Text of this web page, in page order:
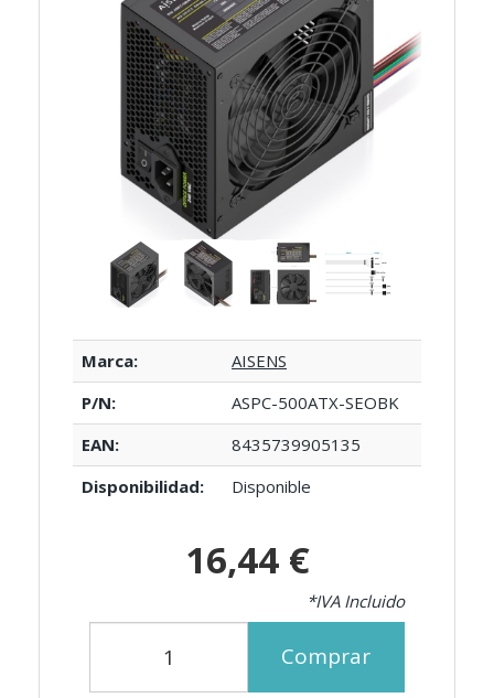
Marca:
AISENS
P/N:
ASPC-500ATX-SEOBK
EAN:
8435739905135
Disponibilidad:
Disponible
16,44 €
*IVA Incluido
Comprar